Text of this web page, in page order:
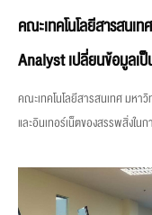
คณะเทคโนโลยีสารสนเ
Analyst เปลี่ยนข้อมูลเ
คณะเทคโนโลยีสารสนเทศ มห
และอินเทอร์เน็ตของสรรพสิ่งใน